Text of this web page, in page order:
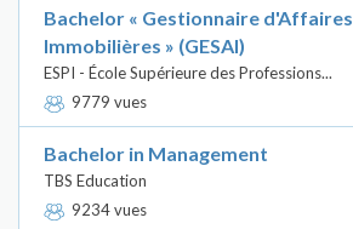
Bachelor « Gestionnaire d'Affaires
Immobilières » (GESAI)
ESPI - École Supérieure des Professions...
9779 vues
Bachelor in Management
TBS Education
9234 vues